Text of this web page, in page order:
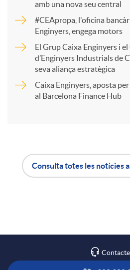
r
a
r
amb una nova seu central
#CEApropa, l'oficina
Enginyers, engega motors
El Grup Caixa Enginyers i el
d’Enginyers Industrials de
seva aliança estratègica
Caixa Enginyers, aposta
al Barcelona Finance Hub
Consulta totes les notícies a
Contacte